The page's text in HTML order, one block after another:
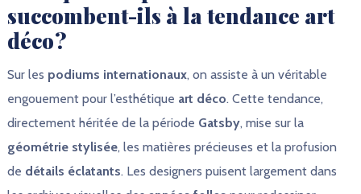
succombent-ils à la tendance art
déco ?
Sur les podiums internationaux, on assiste à un véritable
engouement pour l’esthétique art déco. Cette tendance,
directement héritée de la période Gatsby, mise sur la
géométrie stylisée, les matières précieuses et la profusion
de détails éclatants. Les designers puisent largement dans